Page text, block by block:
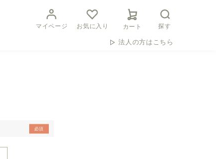
マイページ お気に入り カート 探す
法人の方はこちら